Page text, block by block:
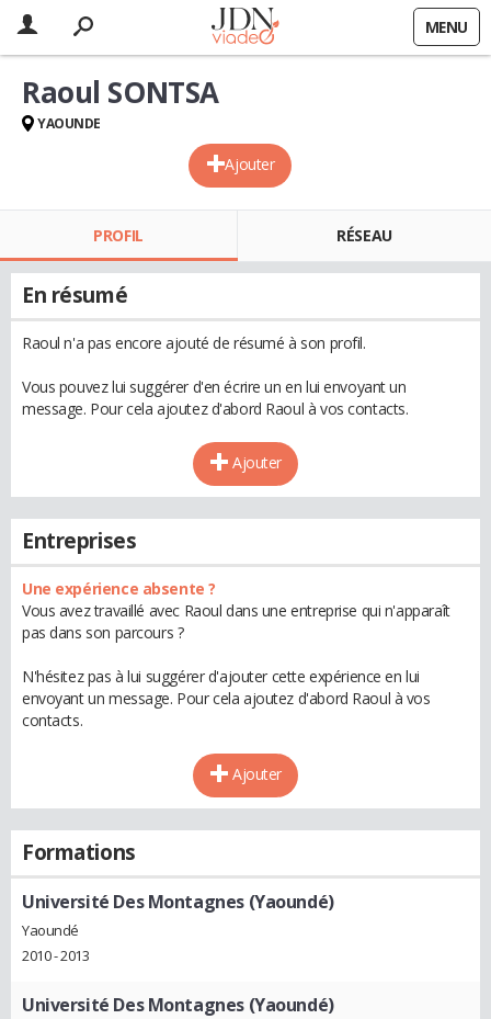
MENU
Ajouter
Raoul SONTSA
YAOUNDE
PROFIL RÉSEAU
En résumé
Raoul n'a pas encore ajouté de résumé à son profil.
Vous pouvez lui suggérer d'en écrire un en lui envoyant un
message. Pour cela ajoutez d'abord Raoul à vos contacts.
Ajouter
Entreprises
Une expérience absente ?
Vous avez travaillé avec Raoul dans une entreprise qui n'apparaît
pas dans son parcours ?
N'hésitez pas à lui suggérer d'ajouter cette expérience en lui
envoyant un message. Pour cela ajoutez d'abord Raoul à vos
contacts.
Ajouter
Formations
Université Des Montagnes (Yaoundé)
Yaoundé
2010 - 2013
Université Des Montagnes (Yaoundé)